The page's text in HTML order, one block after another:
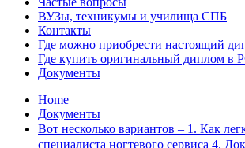
ВУЗы, техникумы и училища СПБ
Контакты
Где можно приобрести настоящий
Где купить оригинальный диплом в
Документы
Home
Документы
Вот несколько вариантов – 1. Как
специалиста ногтевого сервиса 4.